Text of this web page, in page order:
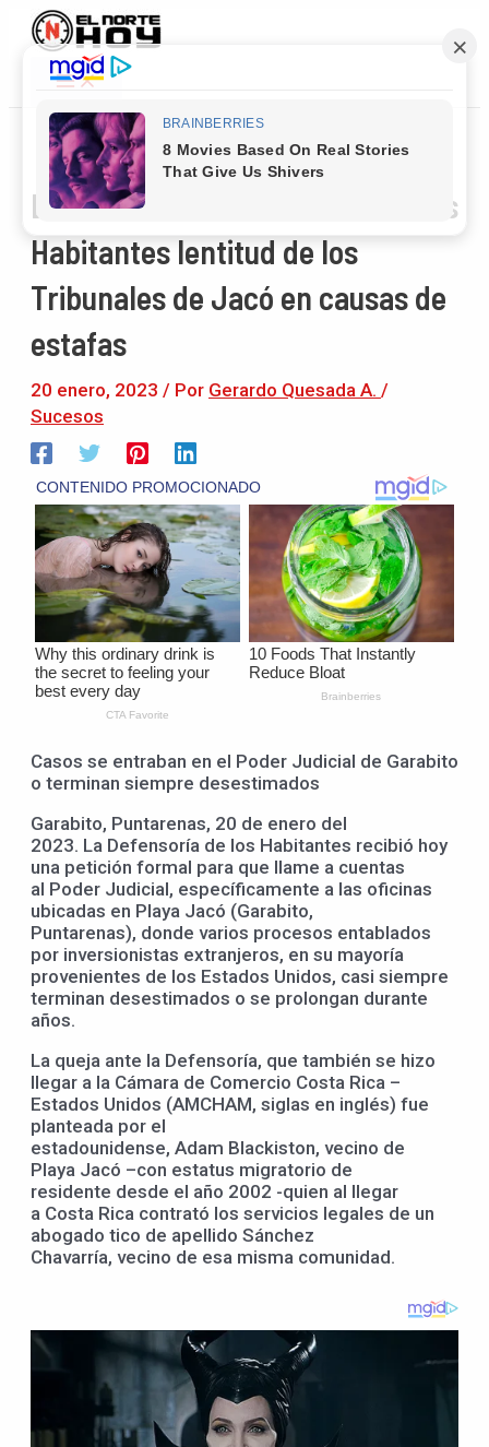
contenido
Main
Menu
Denuncian en la Defensoría de los
Habitantes lentitud de los
Tribunales de Jacó en causas de
estafas
20 enero, 2023 / Por Gerardo Quesada A. /
Sucesos
Casos se entraban en el Poder Judicial de Garabito
o terminan siempre desestimados
Garabito, Puntarenas, 20 de enero del
2023. La Defensoría de los Habitantes recibió hoy
una petición formal para que llame a cuentas
al Poder Judicial, específicamente a las oficinas
ubicadas en Playa Jacó (Garabito,
Puntarenas), donde varios procesos entablados
por inversionistas extranjeros, en su mayoría
provenientes de los Estados Unidos, casi siempre
terminan desestimados o se prolongan durante
años.
La queja ante la Defensoría, que también se hizo
llegar a la Cámara de Comercio Costa Rica –
Estados Unidos (AMCHAM, siglas en inglés) fue
planteada por el
estadounidense, Adam Blackiston, vecino de
Playa Jacó –con estatus migratorio de
residente desde el año 2002 -quien al llegar
a Costa Rica contrató los servicios legales de un
abogado tico de apellido Sánchez
Chavarría, vecino de esa misma comunidad.
Navegación
entradas